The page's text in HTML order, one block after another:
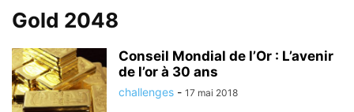
Gold 2048
Conseil Mondial de l’Or : L’avenir
de l’or à 30 ans
challenges - 17 mai 2018